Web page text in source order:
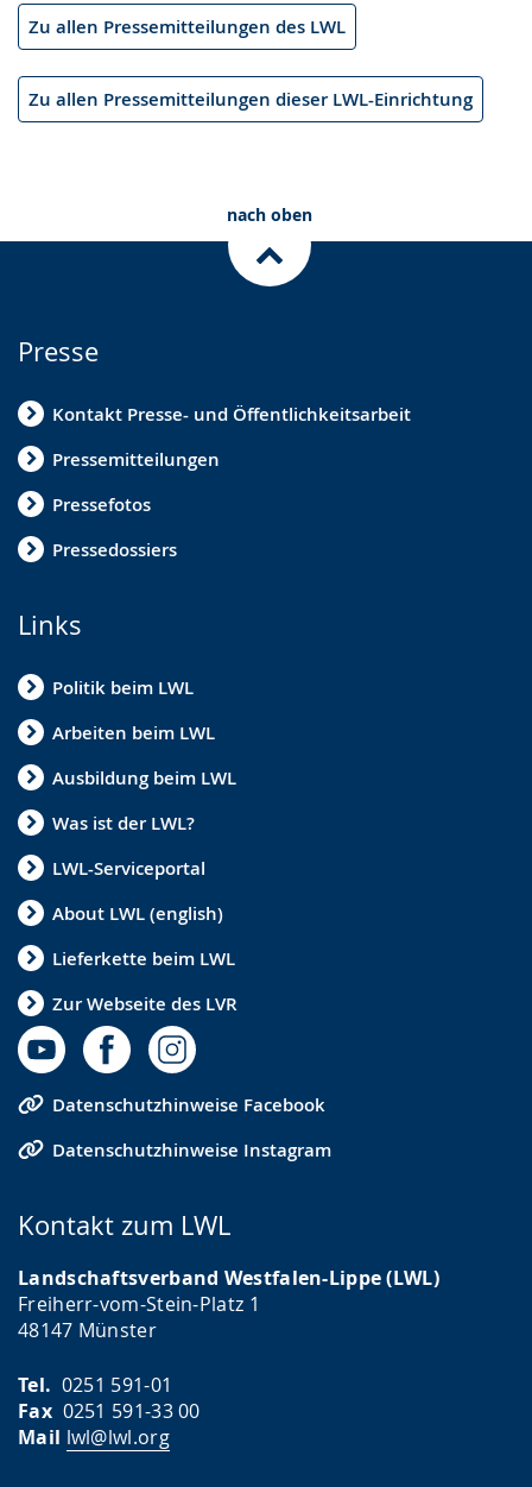
Zu allen Pressemitteilungen des LWL
Zu allen Pressemitteilungen dieser LWL-Einrichtung
nach oben
Presse
Kontakt Presse- und Öffentlichkeitsarbeit
Pressemitteilungen
Pressefotos
Pressedossiers
Links
Politik beim LWL
Arbeiten beim LWL
Ausbildung beim LWL
Was ist der LWL?
LWL-Serviceportal
About LWL (english)
Lieferkette beim LWL
Zur Webseite des LVR
Datenschutzhinweise Facebook
Datenschutzhinweise Instagram
Kontakt zum LWL
Landschaftsverband Westfalen-Lippe (LWL)
Freiherr-vom-Stein-Platz 1
48147 Münster
Tel. 0251 591-01
Fax0251 591-33 00
Mail lwl@lwl.org